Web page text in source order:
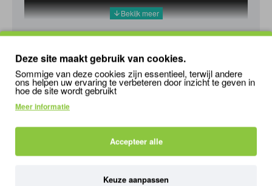
Tags: arcadia earthpro a full spectrum
350gr
rarep350 vitamines / calcium
/
mineralen
voor gecko's
Deze site maakt gebruik van cookies.
Sommige van deze cookies zijn essentieel, terwijl andere
ons helpen uw ervaring te verbeteren door inzicht te geven in
hoe de site wordt gebruikt
Meer informatie
Accepteer alle
Keuze aanpassen